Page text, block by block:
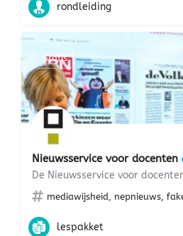
rondleiding
Nieuwsservice voor docenten
mediawijsheid, nepnieuws,
Gratis
lespakket